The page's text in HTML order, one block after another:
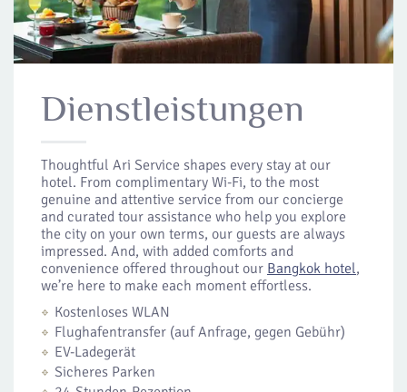
Dienstleistungen
Thoughtful Ari Service shapes every stay at our
hotel. From complimentary Wi-Fi, to the most
genuine and attentive service from our concierge
and curated tour assistance who help you explore
the city on your own terms, our guests are always
impressed. And, with added comforts and
convenience offered throughout our Bangkok hotel,
we’re here to make each moment effortless.
Kostenloses WLAN
Flughafentransfer (auf Anfrage, gegen Gebühr)
EV-Ladegerät
Sicheres Parken